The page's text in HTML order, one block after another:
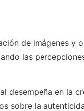
de imágenes y
las
desempeña en la
sobre la